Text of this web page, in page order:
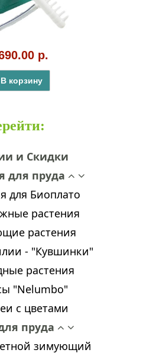
р.
В корзину
:
и Скидки
для пруда
для Биоплато
растения
растения
- "Кувшинки"
растения
"Nelumbo"
с цветами
пруда
зимующий